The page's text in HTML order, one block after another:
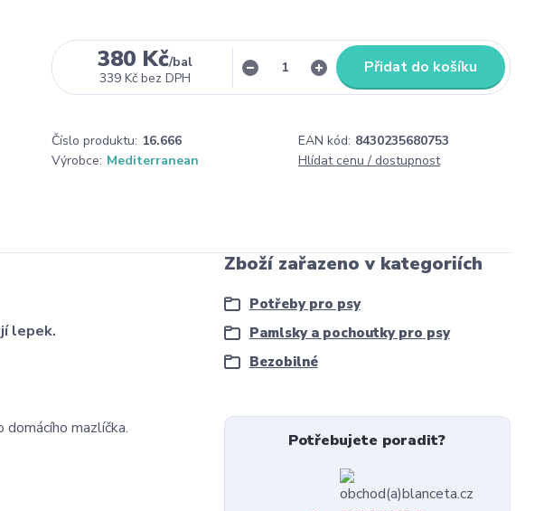
380 Kč/bal
339 Kč bez DPH
Přidat do košíku
Číslo produktu: 16.666 EAN kód: 8430235680753
Výrobce: Mediterranean Hlídat cenu / dostupnost
lepek.
mazlíčka.
Zboží zařazeno v kategoriích
Potřeby pro psy
Pamlsky a pochoutky pro psy
Bezobilné
Potřebujete poradit?